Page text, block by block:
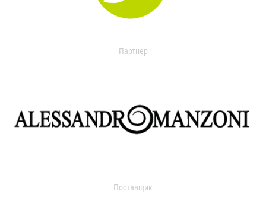
Партнер
Поставщик